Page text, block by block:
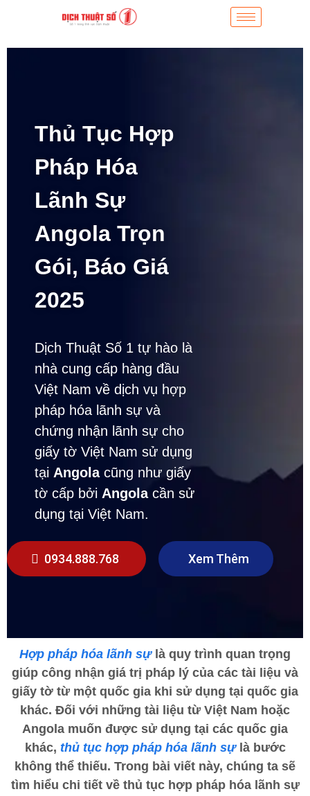
Thủ Tục Hợp
Pháp Hóa
Lãnh Sự
Angola Trọn
Gói, Báo Giá
2025
Dịch Thuật Số 1 tự hào là
nhà cung cấp hàng đầu
Việt Nam về dịch vụ hợp
pháp hóa lãnh sự và
chứng nhận lãnh sự cho
giấy tờ Việt Nam sử dụng
tại Angolacũng như giấy
tờ cấp bởi Angolacần sử
dụng tại Việt Nam.
0934.888.768 Xem Thêm
Hợp pháp hóa lãnh sựlà quy trình quan trọng
giúp công nhận giá trị pháp lý của các tài liệu và
giấy tờ từ một quốc gia khi sử dụng tại quốc gia
khác. Đối với những tài liệu từ Việt Nam hoặc
Angola muốn được sử dụng tại các quốc gia
khác, thủ tục hợp pháp hóa lãnh sựlà bước
không thể thiếu. Trong bài viết này, chúng ta sẽ
tìm hiểu chi tiết về thủ tục hợp pháp hóa lãnh sự